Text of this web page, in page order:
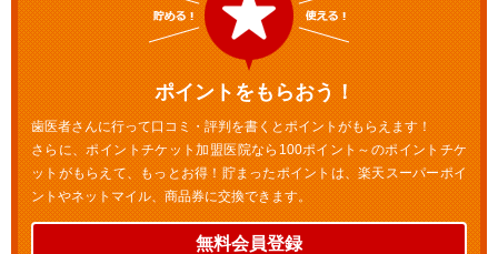
ポイントをもらおう！
歯医者さんに行って口コミ・評判を書くとポイントがもらえます！
さらに、ポイントチケット加盟医院なら100ポイント～のポイントチケ
ットがもらえて、もっとお得！貯まったポイントは、楽天スーパーポイ
ントやネットマイル、商品券に交換できます。
無料会員登録